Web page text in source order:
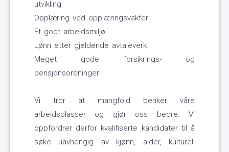
utvikling
Opplæring ved opplæringsvakter
Et godt arbeidsmiljø
Lønn etter gjeldende avtaleverk
Meget gode forsikrings- og
pensjonsordninger
Vi tror at mangfold beriker våre
arbeidsplasser og gjør oss bedre. Vi
oppfordrer derfor kvalifiserte kandidater til å
søke uavhengig av kjønn, alder, kulturell